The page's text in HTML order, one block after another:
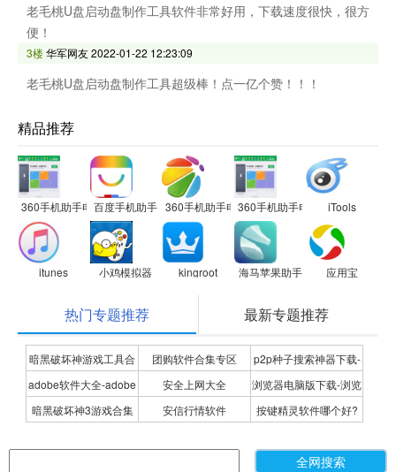
老毛桃U盘启动盘制作工具软件非常好用，下载速度很快，很方
便！
3楼华军网友2022-01-22 12:23:09
老毛桃U盘启动盘制作工具超级棒！点一亿个赞！！！
精品推荐
360手机助手电脑版百度手机助手 360手机助手电脑版360手机助手电脑版iTools
itunes 小鸡模拟器 kingroot 海马苹果助手 应用宝
热门专题推荐 最新专题推荐
暗黑破坏神游戏工具合
集
团购软件合集专区
p2p种子搜索神器下载-
P2P种子搜索神器专题
adobe软件大全-adobe
全系列软件下载-adobe
安全上网大全
浏览器电脑版下载-浏览
器下载合集
暗黑破坏神3游戏合集 安信行情软件
按键精灵软件哪个好?